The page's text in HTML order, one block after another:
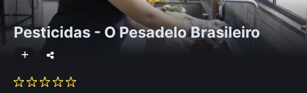
Pesticidas - O Pesadelo Brasileiro